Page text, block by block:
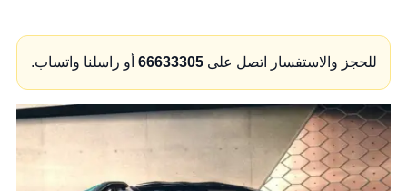
للحجز والاستفسار اتصل على 66633305أو راسلنا واتساب.